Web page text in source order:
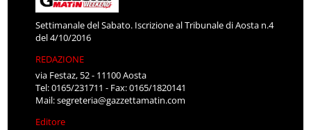
Settimanale del Sabato. Iscrizione al Tribunale di Aosta n.4
del 4/10/2016
REDAZIONE
via Festaz, 52 - 11100 Aosta
Tel: 0165/231711 - Fax: 0165/1820141
Mail:segreteria@gazzettamatin.com
Editore